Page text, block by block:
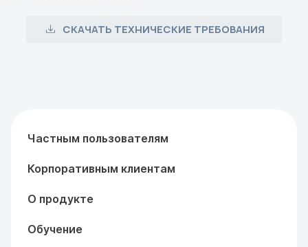
СКАЧАТЬ ТЕХНИЧЕСКИЕ ТРЕБОВАНИЯ
Частным пользователям
Корпоративным клиентам
О продукте
Обучение